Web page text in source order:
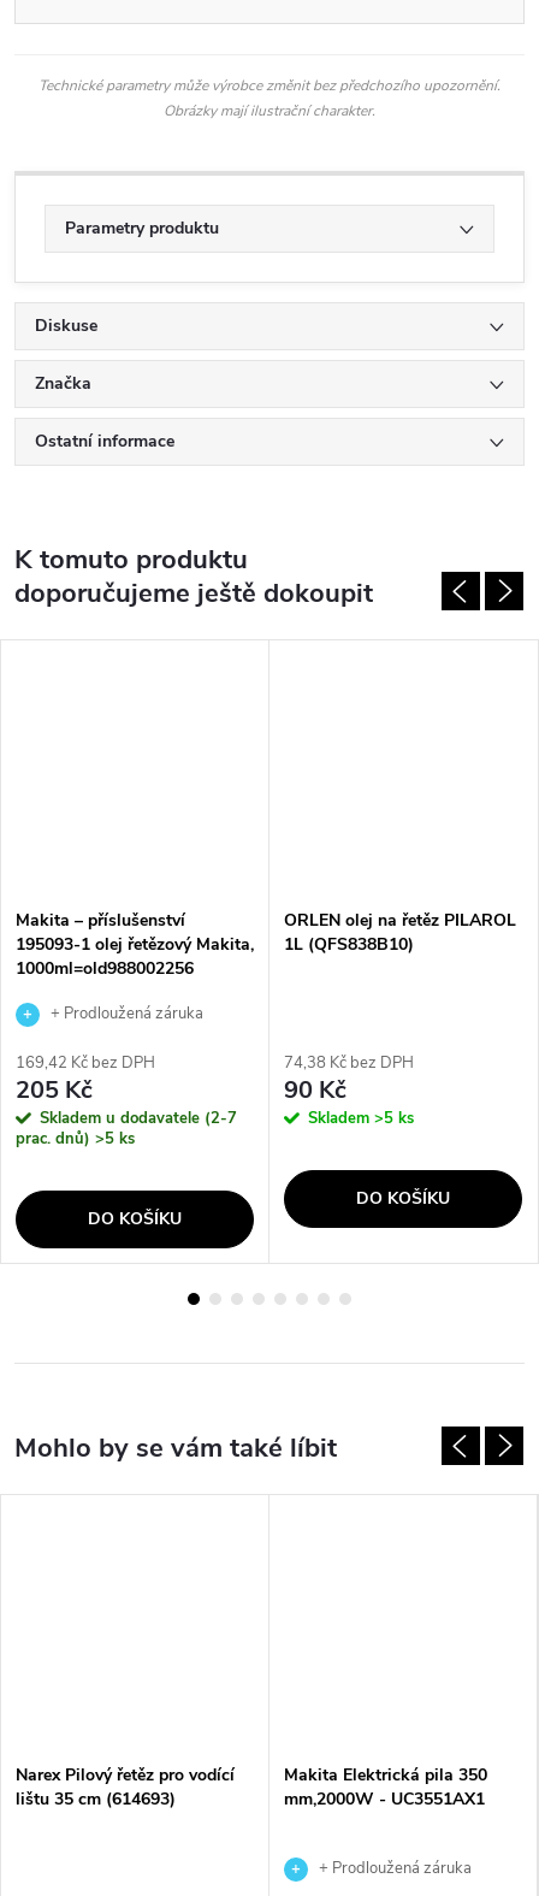
Technické parametry může výrobce změnit bez předchozího upozornění.
Obrázky mají ilustrační charakter.
Parametry produktu
Diskuse
Značka
Ostatní informace
K tomuto produktu
doporučujeme ještě dokoupit
Makita – příslušenství
195093-1 olej řetězový Makita,
1000ml=old988002256
+ Prodloužená záruka
169,42 Kč bez DPH
205 Kč
Skladem u dodavatele (2-7
prac. dnů) >5 ks
DO KOŠÍKU
ORLEN olej na řetěz PILAROL
1L (QFS838B10)
74,38 Kč bez DPH
90 Kč
Skladem >5 ks
DO KOŠÍKU
Narex Pilový řetěz pro vodící
lištu 35 cm (614693)
Makita Elektrická pila 350
mm,2000W - UC3551AX1
+ Prodloužená záruka